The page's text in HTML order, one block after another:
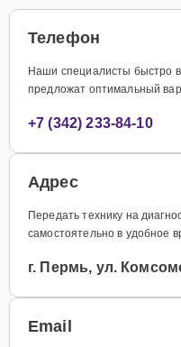
Телефон
Наши специалисты быстро
предложат оптимальный
+7 (342) 233-84-10
Адрес
Передать технику на
самостоятельно в удобное
г. Пермь, ул.
Email